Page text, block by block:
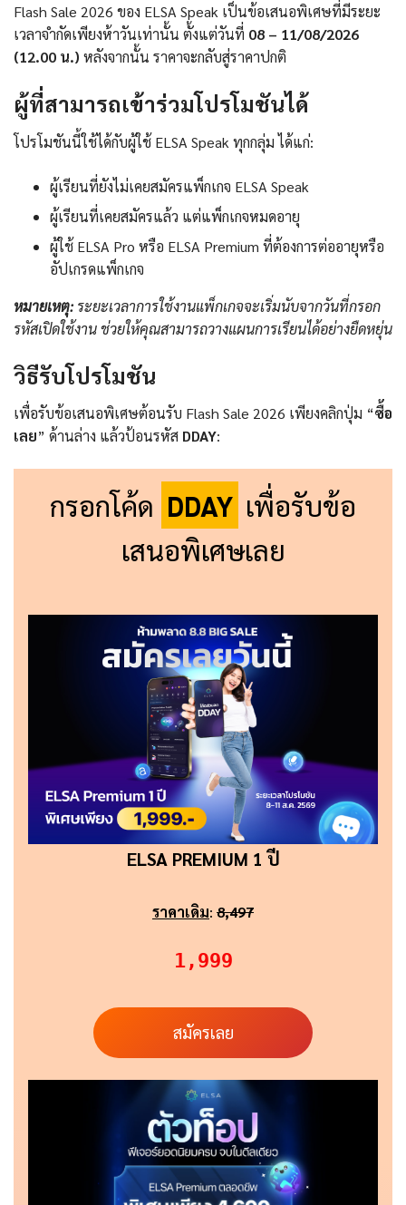
Flash Sale 2026 ของ ELSA Speak เป็นข้อเสนอพิเศษที่มีระยะ
เวลาจำกัดเพียงห้าวันเท่านั้น ตั้งแต่วันที่ 08 – 11/08/2026
(12.00 น.) หลังจากนั้น ราคาจะกลับสู่ราคาปกติ
ผู้ที่สามารถเข้าร่วมโปรโมชันได้
โปรโมชันนี้ใช้ได้กับผู้ใช้ ELSA Speak ทุกกลุ่ม ได้แก่:
ผู้เรียนที่ยังไม่เคยสมัครแพ็กเกจ ELSA Speak
ผู้เรียนที่เคยสมัครแล้ว แต่แพ็กเกจหมดอายุ
ผู้ใช้ ELSA Pro หรือ ELSA Premium ที่ต้องการต่ออายุหรือ
อัปเกรดแพ็กเกจ
หมายเหตุ: ระยะเวลาการใช้งานแพ็กเกจจะเริ่มนับจากวันที่กรอก
รหัสเปิดใช้งาน ช่วยให้คุณสามารถวางแผนการเรียนได้อย่างยืดหยุ่น
วิธีรับโปรโมชัน
เพื่อรับข้อเสนอพิเศษต้อนรับ Flash Sale 2026 เพียงคลิกปุ่ม “ซื้อ
เลย” ด้านล่าง แล้วป้อนรหัส DDAY:
กรอกโค้ด DDAY เพื่อรับข้อ
เสนอพิเศษเลย
ELSA PREMIUM 1 ปี
ราคาเดิม: 8,497
1,999
สมัครเลย